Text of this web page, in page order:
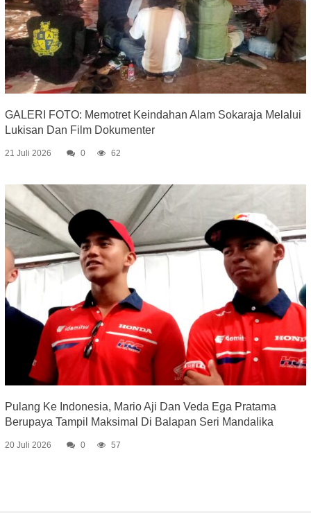
GALERI FOTO: Memotret Keindahan Alam Sokaraja Melalui
Lukisan Dan Film Dokumenter
21 Juli 2026 0 62
Pulang Ke Indonesia, Mario Aji Dan Veda Ega Pratama
Berupaya Tampil Maksimal Di Balapan Seri Mandalika
20 Juli 2026 0 57